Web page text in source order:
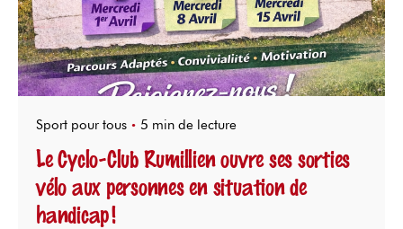
Sport pour tous 5 min de lecture
Le Cyclo‑Club Rumillien ouvre ses sorties
vélo aux personnes en situation de
handicap !